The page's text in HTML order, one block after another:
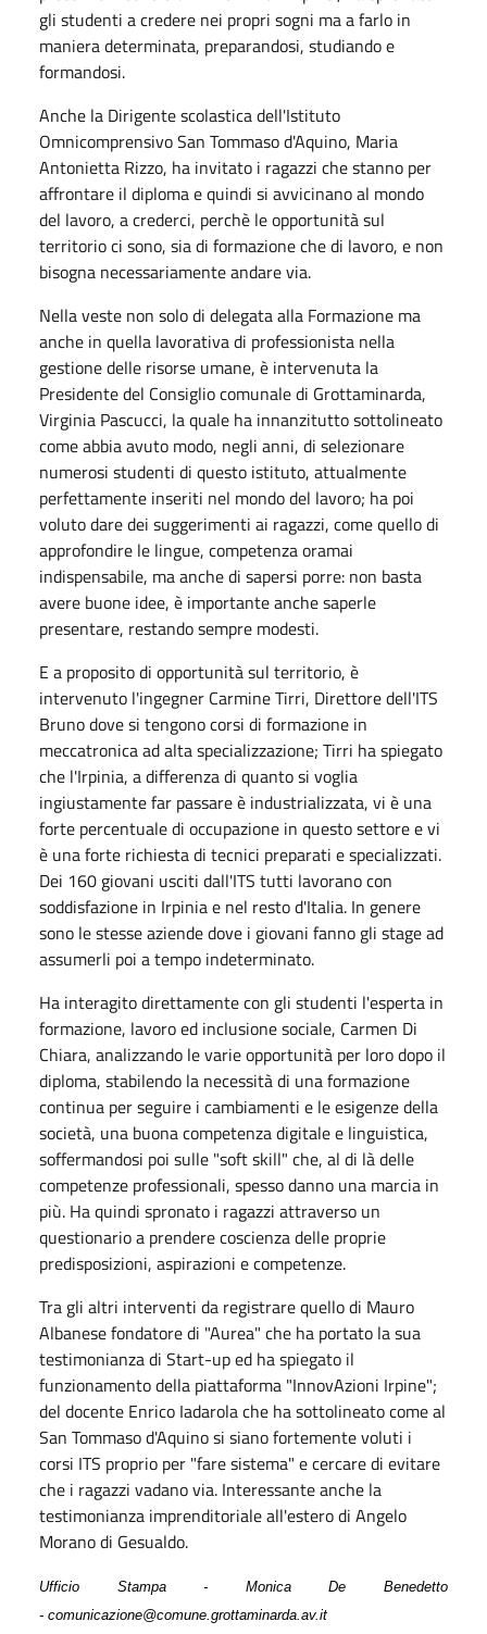
gli studenti a credere nei propri sogni ma a farlo in
maniera determinata, preparandosi, studiando e
formandosi.
Anche la Dirigente scolastica dell'Istituto
Omnicomprensivo San Tommaso d'Aquino, Maria
Antonietta Rizzo, ha invitato i ragazzi che stanno per
affrontare il diploma e quindi si avvicinano al mondo
del lavoro, a crederci, perchè le opportunità sul
territorio ci sono, sia di formazione che di lavoro, e non
bisogna necessariamente andare via.
Nella veste non solo di delegata alla Formazione ma
anche in quella lavorativa di professionista nella
gestione delle risorse umane, è intervenuta la
Presidente del Consiglio comunale di Grottaminarda,
Virginia Pascucci, la quale ha innanzitutto sottolineato
come abbia avuto modo, negli anni, di selezionare
numerosi studenti di questo istituto, attualmente
perfettamente inseriti nel mondo del lavoro; ha poi
voluto dare dei suggerimenti ai ragazzi, come quello di
approfondire le lingue, competenza oramai
indispensabile, ma anche di sapersi porre: non basta
avere buone idee, è importante anche saperle
presentare, restando sempre modesti.
E a proposito di opportunità sul territorio, è
intervenuto l'ingegner Carmine Tirri, Direttore dell'ITS
Bruno dove si tengono corsi di formazione in
meccatronica ad alta specializzazione; Tirri ha spiegato
che l'Irpinia, a differenza di quanto si voglia
ingiustamente far passare è industrializzata, vi è una
forte percentuale di occupazione in questo settore e vi
è una forte richiesta di tecnici preparati e specializzati.
Dei 160 giovani usciti dall'ITS tutti lavorano con
soddisfazione in Irpinia e nel resto d'Italia. In genere
sono le stesse aziende dove i giovani fanno gli stage ad
assumerli poi a tempo indeterminato.
Ha interagito direttamente con gli studenti l'esperta in
formazione, lavoro ed inclusione sociale, Carmen Di
Chiara, analizzando le varie opportunità per loro dopo il
diploma, stabilendo la necessità di una formazione
continua per seguire i cambiamenti e le esigenze della
società, una buona competenza digitale e linguistica,
soffermandosi poi sulle "soft skill" che, al di là delle
competenze professionali, spesso danno una marcia in
più. Ha quindi spronato i ragazzi attraverso un
questionario a prendere coscienza delle proprie
predisposizioni, aspirazioni e competenze.
Tra gli altri interventi da registrare quello di Mauro
Albanese fondatore di "Aurea" che ha portato la sua
testimonianza di Start-up ed ha spiegato il
funzionamento della piattaforma "InnovAzioni Irpine";
del docente Enrico Iadarola che ha sottolineato come al
San Tommaso d'Aquino si siano fortemente voluti i
corsi ITS proprio per "fare sistema" e cercare di evitare
che i ragazzi vadano via. Interessante anche la
testimonianza imprenditoriale all'estero di Angelo
Morano di Gesualdo.
Ufficio Stampa - Monica De Benedetto
- comunicazione@comune.grottaminarda.av.it